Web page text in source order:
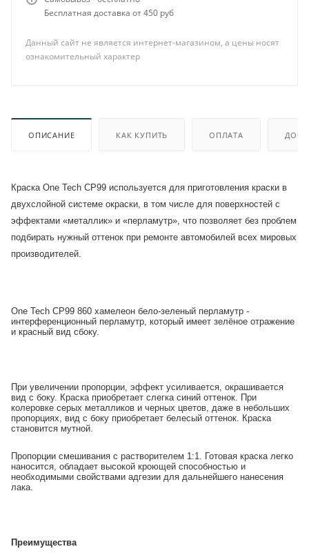
Бесплатная доставка от 450 руб
Данный сайт не является интернет-магазином, а цены носят
ознакомительный характер
ОПИСАНИЕ КАК КУПИТЬ ОПЛАТА
Краска One Tech CP99 используется для приготовления краски в
двухслойной системе окраски, в том числе для поверхностей с
эффектами «металлик» и «перламутр», что позволяет без проблем
подбирать нужный оттенок при ремонте автомобилей всех мировых
производителей.
One Tech CP99 860 хамелеон бело-зеленый перламутр -
интерференционный перламутр, который имеет зелёное отражение
и красный вид сбоку.
При увеличении пропорции, эффект усиливается, окрашивается
вид с боку. Краска приобретает слегка синий оттенок. При
колеровке серых металликов и черных цветов, даже в небольших
пропорциях, вид с боку приобретает белесый оттенок. Краска
становится мутной.
Пропорции смешивания с растворителем 1:1. Готовая краска легко
наносится, обладает высокой кроющей способностью и
необходимыми свойствами адгезии для дальнейшего нанесения
лака.
Преимущества